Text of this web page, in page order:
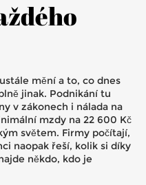
mění a to, co dnes
jinak. Podnikání tu
v zákonech i nálada na
mzdy na 22 600 Kč
světem. Firmy počítají,
naopak řeší, kolik si díky
někdo, kdo je